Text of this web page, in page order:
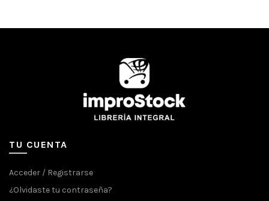
TU CUENTA
Acceder / Registrarse
¿Olvidaste tu contraseña?